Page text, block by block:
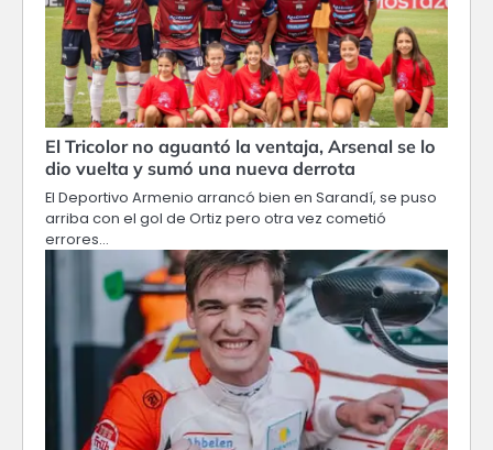
El Tricolor no aguantó la ventaja, Arsenal se lo
dio vuelta y sumó una nueva derrota
El Deportivo Armenio arrancó bien en Sarandí, se puso
arriba con el gol de Ortiz pero otra vez cometió
errores…